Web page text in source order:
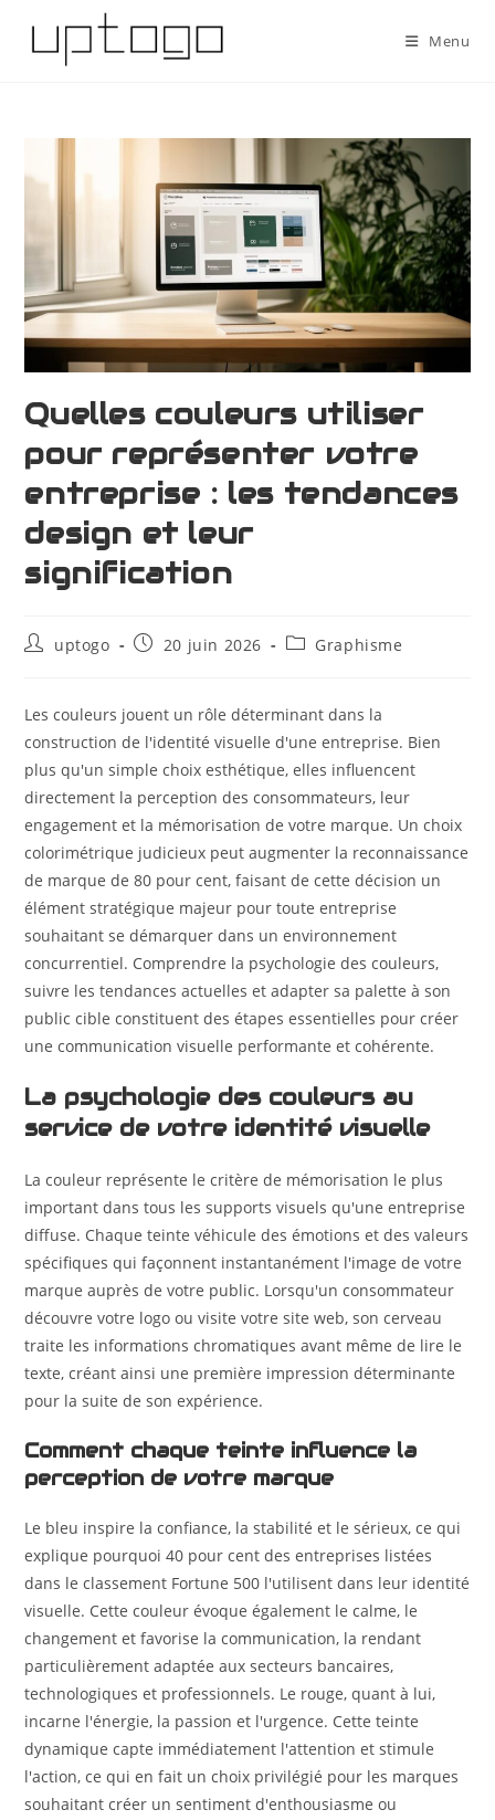
Menu
Quelles couleurs utiliser
pour représenter votre
entreprise : les tendances
design et leur
signification
uptogo 20 juin 2026 Graphisme
Les couleurs jouent un rôle déterminant dans la
construction de l'identité visuelle d'une entreprise. Bien
plus qu'un simple choix esthétique, elles influencent
directement la perception des consommateurs, leur
engagement et la mémorisation de votre marque. Un choix
colorimétrique judicieux peut augmenter la reconnaissance
de marque de 80 pour cent, faisant de cette décision un
élément stratégique majeur pour toute entreprise
souhaitant se démarquer dans un environnement
concurrentiel. Comprendre la psychologie des couleurs,
suivre les tendances actuelles et adapter sa palette à son
public cible constituent des étapes essentielles pour créer
une communication visuelle performante et cohérente.
La psychologie des couleurs au
service de votre identité visuelle
La couleur représente le critère de mémorisation le plus
important dans tous les supports visuels qu'une entreprise
diffuse. Chaque teinte véhicule des émotions et des valeurs
spécifiques qui façonnent instantanément l'image de votre
marque auprès de votre public. Lorsqu'un consommateur
découvre votre logo ou visite votre site web, son cerveau
traite les informations chromatiques avant même de lire le
texte, créant ainsi une première impression déterminante
pour la suite de son expérience.
Comment chaque teinte influence la
perception de votre marque
Le bleu inspire la confiance, la stabilité et le sérieux, ce qui
explique pourquoi 40 pour cent des entreprises listées
dans le classement Fortune 500 l'utilisent dans leur identité
visuelle. Cette couleur évoque également le calme, le
changement et favorise la communication, la rendant
particulièrement adaptée aux secteurs bancaires,
technologiques et professionnels. Le rouge, quant à lui,
incarne l'énergie, la passion et l'urgence. Cette teinte
dynamique capte immédiatement l'attention et stimule
l'action, ce qui en fait un choix privilégié pour les marques
souhaitant créer un sentiment d'enthousiasme ou